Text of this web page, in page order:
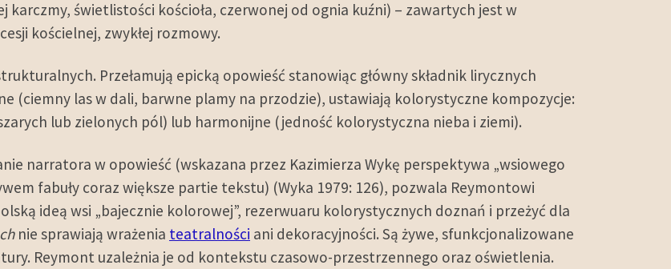
świetlistości kościoła, czerwonej od ognia kuźni) – zawartych jest w
kościelnej, zwykłej rozmowy.
Przełamują epicką opowieść stanowiąc główny składnik lirycznych
(ciemny las w dali, barwne plamy na przodzie), ustawiają kolorystyczne kompozycje:
lub zielonych pól) lub harmonijne (jedność kolorystyczna nieba i ziemi).
narratora w opowieść (wskazana przez Kazimierza Wykę perspektywa „wsiowego
fabuły coraz większe partie tekstu) (Wyka 1979: 126), pozwala Reymontowi
ideą wsi „bajecznie kolorowej”, rezerwuaru kolorystycznych doznań i przeżyć dla
nie sprawiają wrażenia teatralności ani dekoracyjności. Są żywe, sfunkcjonalizowane
Reymont uzależnia je od kontekstu czasowo-przestrzennego oraz oświetlenia.